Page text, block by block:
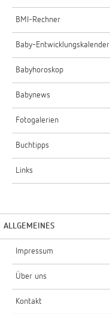
BMI-Rechner
Baby-Entwicklungskalender
Babyhoroskop
Babynews
Fotogalerien
Buchtipps
Links
ALLGEMEINES
Impressum
Über uns
Kontakt